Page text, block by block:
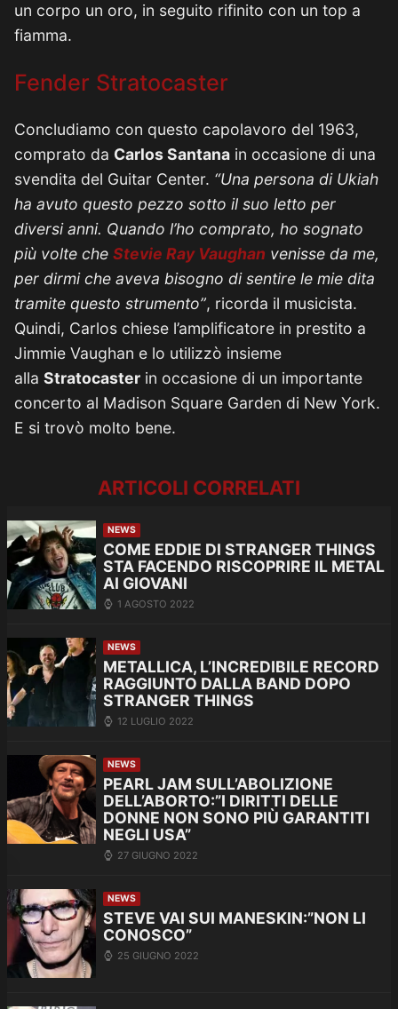
un corpo un oro, in seguito rifinito con un top a
fiamma.
Fender Stratocaster
Concludiamo con questo capolavoro del 1963,
comprato da Carlos Santana in occasione di una
svendita del Guitar Center. “Una persona di Ukiah
ha avuto questo pezzo sotto il suo letto per
diversi anni. Quando l’ho comprato, ho sognato
più volte che Stevie Ray Vaughan venisse da me,
per dirmi che aveva bisogno di sentire le mie dita
tramite questo strumento”, ricorda il musicista.
Quindi, Carlos chiese l’amplificatore in prestito a
Jimmie Vaughan e lo utilizzò insieme
alla Stratocaster in occasione di un importante
concerto al Madison Square Garden di New York.
E si trovò molto bene.
ARTICOLI CORRELATI
NEWS
COME EDDIE DI STRANGER THINGS
STA FACENDO RISCOPRIRE IL METAL
AI GIOVANI
1 AGOSTO 2022
NEWS
METALLICA, L’INCREDIBILE RECORD
RAGGIUNTO DALLA BAND DOPO
STRANGER THINGS
12 LUGLIO 2022
NEWS
PEARL JAM SULL’ABOLIZIONE
DELL’ABORTO:”I DIRITTI DELLE
DONNE NON SONO PIÙ GARANTITI
NEGLI USA”
27 GIUGNO 2022
NEWS
STEVE VAI SUI MANESKIN:”NON LI
CONOSCO”
25 GIUGNO 2022